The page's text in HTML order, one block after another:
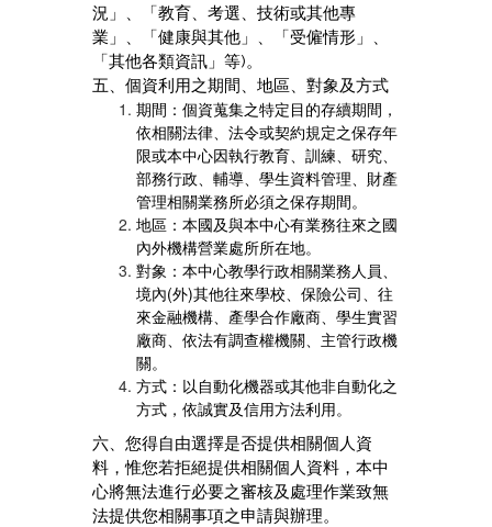
況」、「教育、考選、技術或其他專
業」、「健康與其他」、「受僱情形」、
「其他各類資訊」等)。
五、個資利用之期間、地區、對象及方式
期間：個資蒐集之特定目的存續期間，
依相關法律、法令或契約規定之保存年
限或本中心因執行教育、訓練、研究、
部務行政、輔導、學生資料管理、財產
管理相關業務所必須之保存期間。
地區：本國及與本中心有業務往來之國
內外機構營業處所所在地。
對象：本中心教學行政相關業務人員、
境內(外)其他往來學校、保險公司、往
來金融機構、產學合作廠商、學生實習
廠商、依法有調查權機關、主管行政機
關。
方式：以自動化機器或其他非自動化之
方式，依誠實及信用方法利用。
六、您得自由選擇是否提供相關個人資
料，惟您若拒絕提供相關個人資料，本中
心將無法進行必要之審核及處理作業致無
法提供您相關事項之申請與辦理。